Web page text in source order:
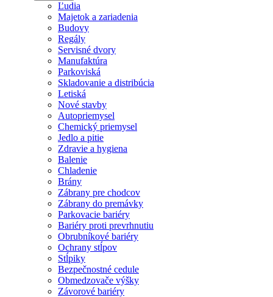
Ľudia
Majetok a zariadenia
Budovy
Regály
Servisné dvory
Manufaktúra
Parkoviská
Skladovanie a distribúcia
Letiská
Nové stavby
Autopriemysel
Chemický priemysel
Jedlo a pitie
Zdravie a hygiena
Balenie
Chladenie
Brány
Zábrany pre chodcov
Zábrany do premávky
Parkovacie bariéry
Bariéry proti prevrhnutiu
Obrubníkové bariéry
Ochrany stĺpov
Stĺpiky
Bezpečnostné cedule
Obmedzovače výšky
Závorové bariéry